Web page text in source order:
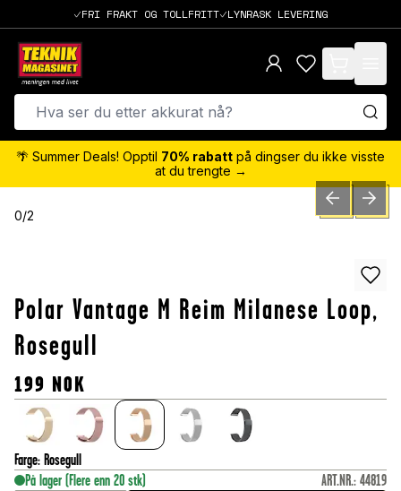
FRI FRAKT OG TOLLFRITT LYNRASK LEVERING
items in cart,
🌴 Summer Deals! Opptil 70% rabatt på dingser du ikke visste
at du trengte →
0/2 PREVIOUSNEXT
Polar Vantage M Reim Milanese Loop,
Rosegull
199 NOK
Farge: Rosegull
På lager (Flere enn 20 stk) ART.NR.: 44819